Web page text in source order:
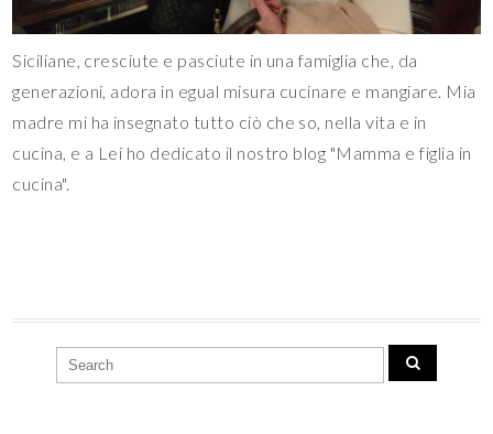
Siciliane, cresciute e pasciute in una famiglia che, da
generazioni, adora in egual misura cucinare e mangiare. Mia
madre mi ha insegnato tutto ciò che so, nella vita e in
cucina, e a Lei ho dedicato il nostro blog "Mamma e figlia in
cucina".